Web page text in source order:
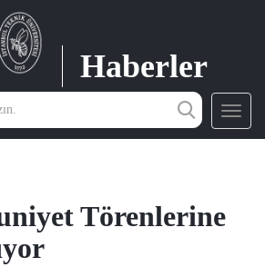
Haberler
Törenlerine